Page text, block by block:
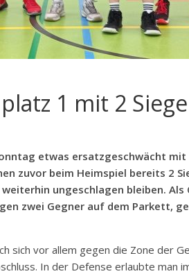
1 mit 2
etwas ersatzgeschwächt mit
zuvor beim Heimspiel bereits 2
ungeschlagen bleiben.
zwei Gegner auf dem Parkett,
sich vor allem gegen die Zone der
In der Defense erlaubte man